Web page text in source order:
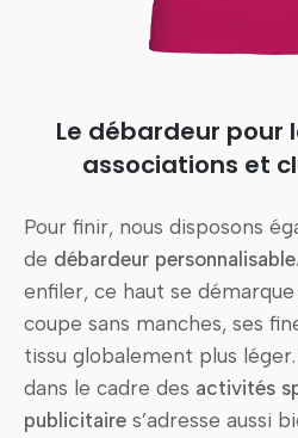
Le débardeur pour
associations et
Pour finir, nous disposons
de débardeur personnalisable
enfiler, ce haut se
coupe sans manches, ses
tissu globalement plus
dans le cadre des activités
publicitaire s’adresse aussi